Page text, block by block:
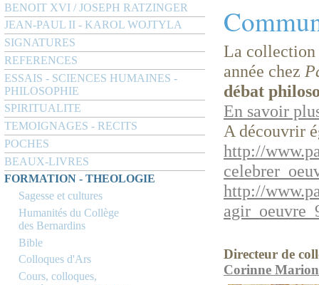
BENOIT XVI / JOSEPH RATZINGER
JEAN-PAUL II - KAROL WOJTYLA
SIGNATURES
REFERENCES
ESSAIS - SCIENCES HUMAINES -
PHILOSOPHIE
SPIRITUALITE
TEMOIGNAGES - RECITS
POCHES
BEAUX-LIVRES
FORMATION - THEOLOGIE
Sagesse et cultures
Humanités du Collège
des Bernardins
Bible
Colloques d'Ars
Cours, colloques,
La collection
année chez
débat
En savoir
A découvrir
http://
http://
Directeur de
Corinne Marion